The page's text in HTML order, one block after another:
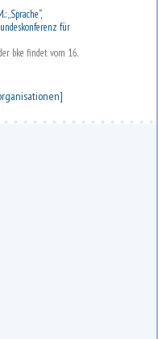
„Sprache“,
für
bke findet vom 16.